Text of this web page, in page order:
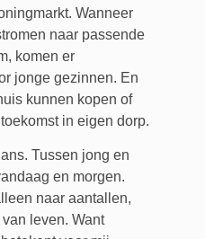
Wanneer
naar passende
komen er
jonge gezinnen. En
kunnen kopen of
in eigen dorp.
Tussen jong en
en morgen.
naar aantallen,
leven. Want